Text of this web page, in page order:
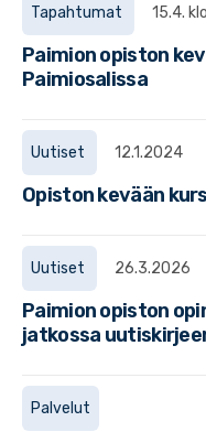
Tapahtumat 15.4.
Paimion opiston
Paimiosalissa
Uutiset 12.1.2024
Opiston kevään
Uutiset 26.3.2026
Paimion opiston
jatkossa
Palvelut